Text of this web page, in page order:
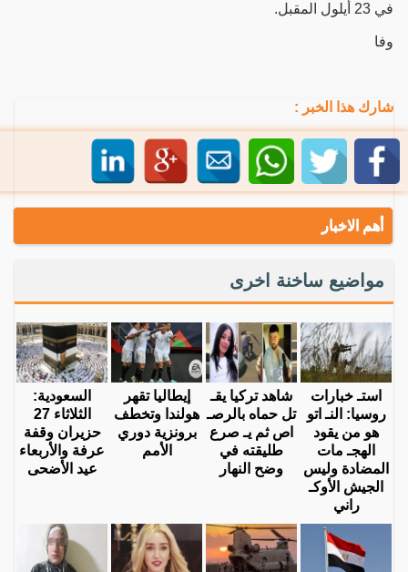
في 23 أيلول المقبل.
وفا
شارك هذا الخبر :
أهم الاخبار
مواضيع ساخنة اخرى
استـ خبارات
روسيا: النـ اتو
هو من يقود
الهجـ مات
المضادة وليس
الجيش الأوكـ
راني
شاهد تركيا يقـ
تل حماه بالرصـ
اص ثم يـ صرع
طليقته في
وضح النهار
إيطاليا تقهر
هولندا وتخطف
برونزية دوري
الأمم
السعودية:
الثلاثاء 27
حزيران وقفة
عرفة والأربعاء
عيد الأضحى